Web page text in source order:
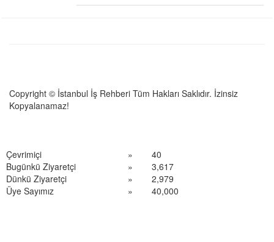
Copyright © İstanbul İş Rehberi Tüm Hakları Saklıdır. İzinsiz
Kopyalanamaz!
Çevrimiçi »
40
Bugünkü Ziyaretçi
»
3,617
Dünkü Ziyaretçi
»
2,979
Üye Sayımız
» 40,000